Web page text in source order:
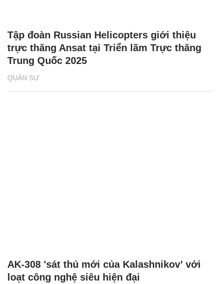
QUÂN SỰ
Tập đoàn Russian Helicopters giới thiệu
trực thăng Ansat tại Triển lãm Trực thăng
Trung Quốc 2025
AK-308 'sát thủ mới của Kalashnikov’ với
loạt công nghệ siêu hiện đại